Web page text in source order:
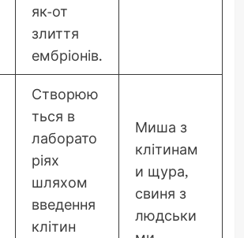
як-от
злиття
ембріонів.
Створюю
ться в
лаборато
ріях
шляхом
введення
клітин
Миша з
клітинам
и щура,
свиня з
людськи